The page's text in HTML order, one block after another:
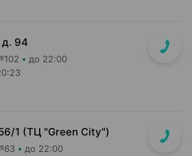
д. 94
до 22:00
1 (ТЦ "Green City")
до 22:00